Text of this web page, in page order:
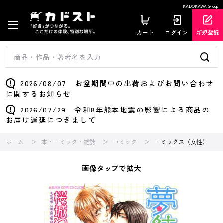
KADOKAWA Group
カート ログイン 新規登録
2026/08/07 お盆期間中の出荷およびお問い合わせ
に関するお知らせ
2026/07/29 令和8年熊本地震の影響による商品の
お届け遅延につきまして
ホーム 本・コミック・雑誌 コミック コミックス（女性）
画像タップで拡大